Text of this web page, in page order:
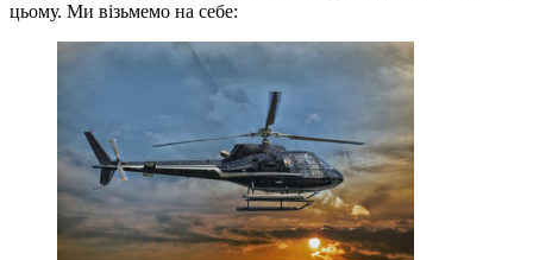
цьому. Ми візьмемо на себе: